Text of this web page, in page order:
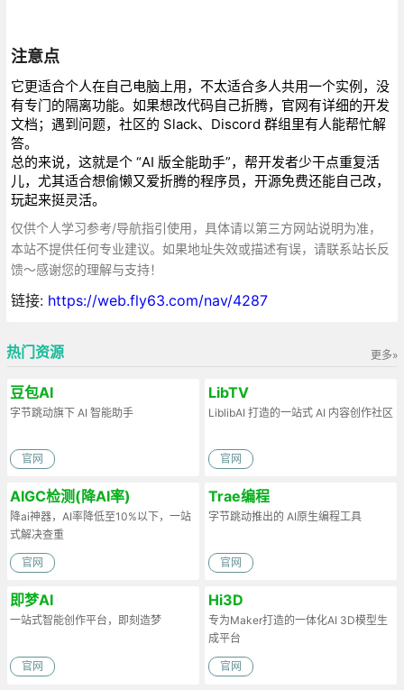
注意点
它更适合个人在自己电脑上用，不太适合多人共用一个实例，没
有专门的隔离功能。如果想改代码自己折腾，官网有详细的开发
文档；遇到问题，社区的 Slack、Discord 群组里有人能帮忙解
答。
总的来说，这就是个 “AI 版全能助手”，帮开发者少干点重复活
儿，尤其适合想偷懒又爱折腾的程序员，开源免费还能自己改，
玩起来挺灵活。
仅供个人学习参考/导航指引使用，具体请以第三方网站说明为准，
本站不提供任何专业建议。如果地址失效或描述有误，请联系站长反
馈～感谢您的理解与支持！
链接: https://web.fly63.com/nav/4287
更多»
热门资源
豆包AI
字节跳动旗下 AI 智能助手
官网
LibTV
LiblibAI 打造的一站式 AI 内容创作社区
官网
AIGC检测(降AI率)
降ai神器，AI率降低至10%以下，一站
式解决查重
官网
Trae编程
字节跳动推出的 AI原生编程工具
官网
即梦AI
一站式智能创作平台，即刻造梦
官网
Hi3D
专为Maker打造的一体化AI 3D模型生
成平台
官网